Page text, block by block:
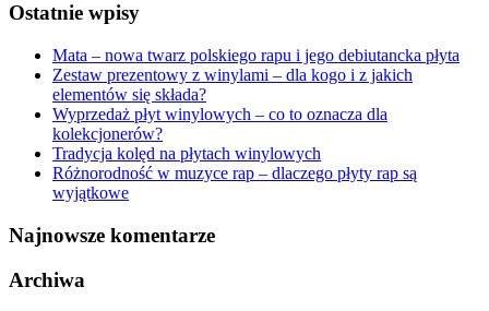
Ostatnie wpisy
Mata – nowa twarz polskiego rapu i jego debiutancka płyta
Zestaw prezentowy z winylami – dla kogo i z jakich
elementów się składa?
Wyprzedaż płyt winylowych – co to oznacza dla
kolekcjonerów?
Tradycja kolęd na płytach winylowych
Różnorodność w muzyce rap – dlaczego płyty rap są
wyjątkowe
Najnowsze komentarze
Archiwa